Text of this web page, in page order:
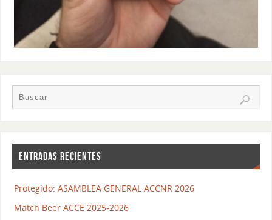
ENTRADAS RECIENTES
Protegido: ASAMBLEA GENERAL ACCNR 2026
Match Beer ACCE 2025-2026